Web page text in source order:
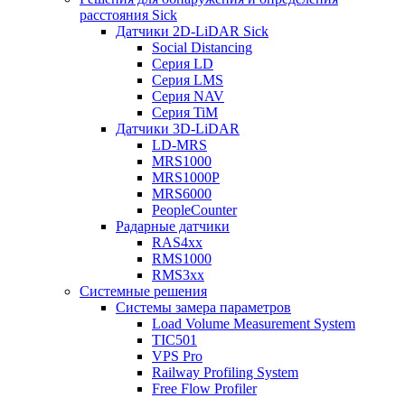
расстояния Sick
Датчики 2D-LiDAR Sick
Social Distancing
Серия LD
Серия LMS
Серия NAV
Серия TiM
Датчики 3D-LiDAR
LD-MRS
MRS1000
MRS1000P
MRS6000
PeopleCounter
Радарные датчики
RAS4xx
RMS1000
RMS3xx
Системные решения
Системы замера параметров
Load Volume Measurement System
TIC501
VPS Pro
Railway Profiling System
Free Flow Profiler